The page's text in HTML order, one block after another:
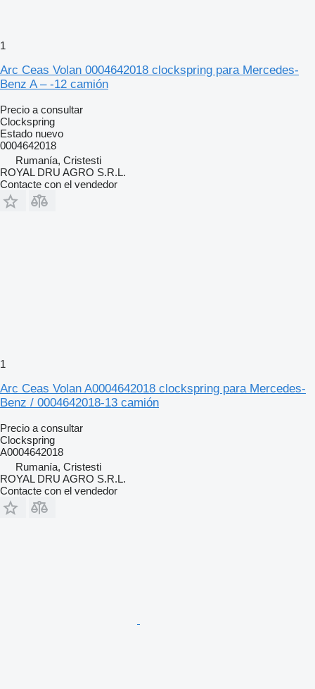
1
Arc Ceas Volan 0004642018 clockspring para Mercedes-
Benz A – -12 camión
Precio a consultar
Clockspring
Estado nuevo
0004642018
Rumanía, Cristesti
ROYAL DRU AGRO S.R.L.
Contacte con el vendedor
1
Arc Ceas Volan A0004642018 clockspring para Mercedes-
Benz / 0004642018-13 camión
Precio a consultar
Clockspring
A0004642018
Rumanía, Cristesti
ROYAL DRU AGRO S.R.L.
Contacte con el vendedor